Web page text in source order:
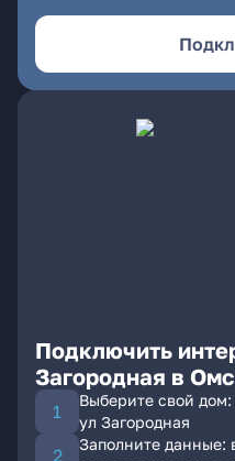
Подключить
Загородная в
Выберите свой
ул Загородная
Заполните данные: